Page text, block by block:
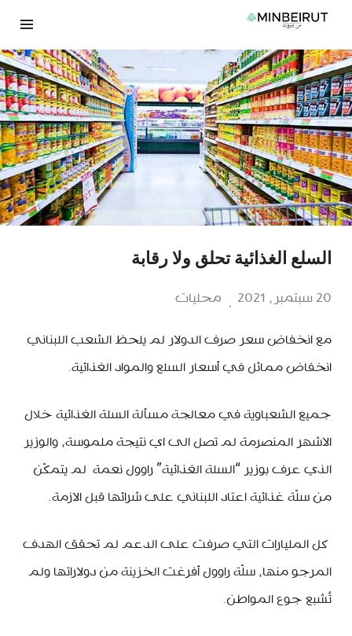
انتقل
المحتوى
السلع الغذائية تحلق ولا رقابة
20 سبتمبر، 2021 محليات
مع انخفاض سعر صرف الدولار لم يلحظ الشعب اللبناني
انخفاض مماثل في أسعار السلع والمواد الغذائية.
جميع الشعباوية في معالجة مسألة السلة الغذائية خلال
الاشهر المنصرمة لم تصل الى اي نتيجة ملموسة، والوزير
الذي عرف بوزير “السلة الغذائية” راوول نعمة لم يتمكّن
من سلّة غذائية اعتاد اللبناني على شرائها قبل الازمة.
كل المليارات التي صرفت على الدعم لم تحقق الهدف
المرجو منها، سلّة راوول أفرغت الخزينة من دولاراتها ولم
تُشبع جوع المواطن.